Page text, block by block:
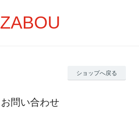
ZABOU
ショップへ戻る
お問い合わせ